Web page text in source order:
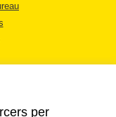
per